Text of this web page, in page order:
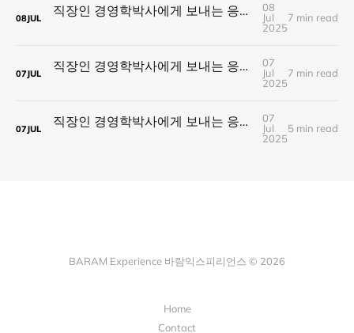
08JUL 직장인 경영학박사에게 보내는 응원 #13 Driting 방황의 의미
08
Jul
2025
7 min read
07JUL 직장인 경영학박사에게 보내는 응원 #4. 전략을 수립하라
07
Jul
2025
7 min read
07JUL 직장인 경영학박사에게 보내는 응원 #12. Routine 지속 가능한 루틴 설계
07
Jul
2025
5 min read
BARAM Experience 바람익스피리언스 © 2026
Home
Contact